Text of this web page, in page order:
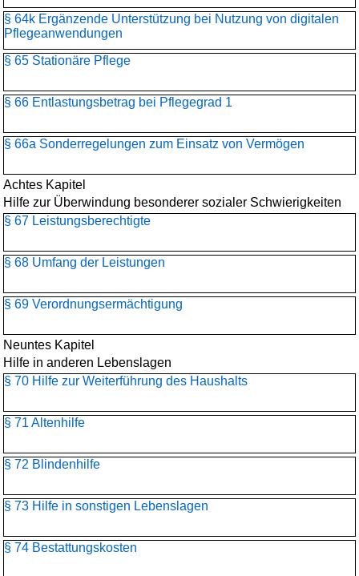
§ 64k Ergänzende Unterstützung bei Nutzung von digitalen
Pflegeanwendungen
§ 65 Stationäre Pflege
§ 66 Entlastungsbetrag bei Pflegegrad 1
§ 66a Sonderregelungen zum Einsatz von Vermögen
Achtes Kapitel
Hilfe zur Überwindung besonderer sozialer Schwierigkeiten
§ 67 Leistungsberechtigte
§ 68 Umfang der Leistungen
§ 69 Verordnungsermächtigung
Neuntes Kapitel
Hilfe in anderen Lebenslagen
§ 70 Hilfe zur Weiterführung des Haushalts
§ 71 Altenhilfe
§ 72 Blindenhilfe
§ 73 Hilfe in sonstigen Lebenslagen
§ 74 Bestattungskosten